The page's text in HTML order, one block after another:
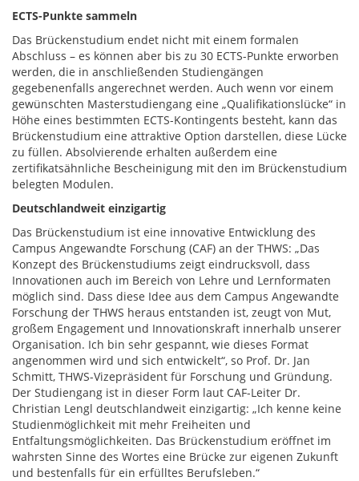
ECTS-Punkte sammeln
Das Brückenstudium endet nicht mit einem formalen
Abschluss – es können aber bis zu 30 ECTS-Punkte erworben
werden, die in anschließenden Studiengängen
gegebenenfalls angerechnet werden. Auch wenn vor einem
gewünschten Masterstudiengang eine „Qualifikationslücke“ in
Höhe eines bestimmten ECTS-Kontingents besteht, kann das
Brückenstudium eine attraktive Option darstellen, diese Lücke
zu füllen. Absolvierende erhalten außerdem eine
zertifikatsähnliche Bescheinigung mit den im Brückenstudium
belegten Modulen.
Deutschlandweit einzigartig
Das Brückenstudium ist eine innovative Entwicklung des
Campus Angewandte Forschung (CAF) an der THWS: „Das
Konzept des Brückenstudiums zeigt eindrucksvoll, dass
Innovationen auch im Bereich von Lehre und Lernformaten
möglich sind. Dass diese Idee aus dem Campus Angewandte
Forschung der THWS heraus entstanden ist, zeugt von Mut,
großem Engagement und Innovationskraft innerhalb unserer
Organisation. Ich bin sehr gespannt, wie dieses Format
angenommen wird und sich entwickelt“, so Prof. Dr. Jan
Schmitt, THWS-Vizepräsident für Forschung und Gründung.
Der Studiengang ist in dieser Form laut CAF-Leiter Dr.
Christian Lengl deutschlandweit einzigartig: „Ich kenne keine
Studienmöglichkeit mit mehr Freiheiten und
Entfaltungsmöglichkeiten. Das Brückenstudium eröffnet im
wahrsten Sinne des Wortes eine Brücke zur eigenen Zukunft
und bestenfalls für ein erfülltes Berufsleben.“